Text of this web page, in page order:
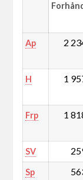
Ap 2
H 1
Frp 1
SV
Sp